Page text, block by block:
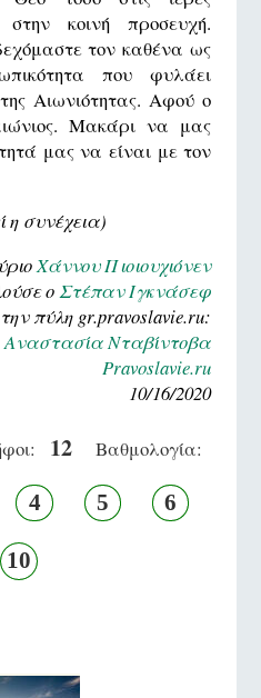
κοινή προσευχή.
τον καθένα ως
που φυλάει
Αιωνιότητας. Αφού ο
Μακάρι να μας
μας να είναι με τον
η συνέχεια)
Χάννου Πιοιουχιόνεν
οΣτέπαν Ιγκνάσεφ
πύλη gr.pravoslavie.ru:
Αναστασία Νταβίντοβα
Pravoslavie.ru
10/16/2020
12 Βαθμολογία:
4 5 6
10